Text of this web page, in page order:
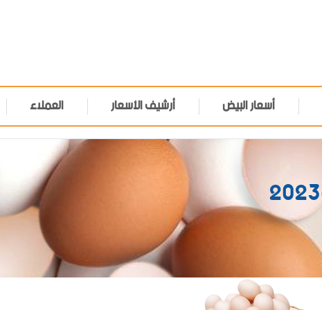
أسعار البيض أرشيف الأسعار العملاء